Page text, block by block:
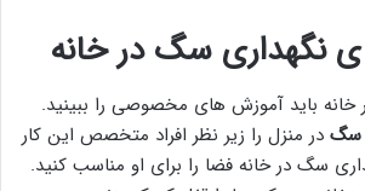
ی نگهداری سگ در خانه
باید آموزش های مخصوصی را ببینید.
سگ در منزل را زیر نظر افراد متخصص این کار
سگ در خانه فضا را برای او مناسب کنید.